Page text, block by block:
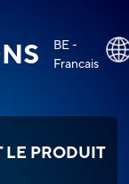
BE -
Francais
LE PRODUIT